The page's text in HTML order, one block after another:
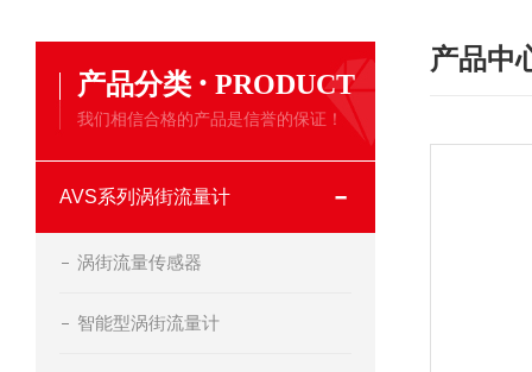
产品分类 · PRODUCT
我们相信合格的产品是信誉的保证！
AVS系列涡街流量计
涡街流量传感器
智能型涡街流量计
产品中